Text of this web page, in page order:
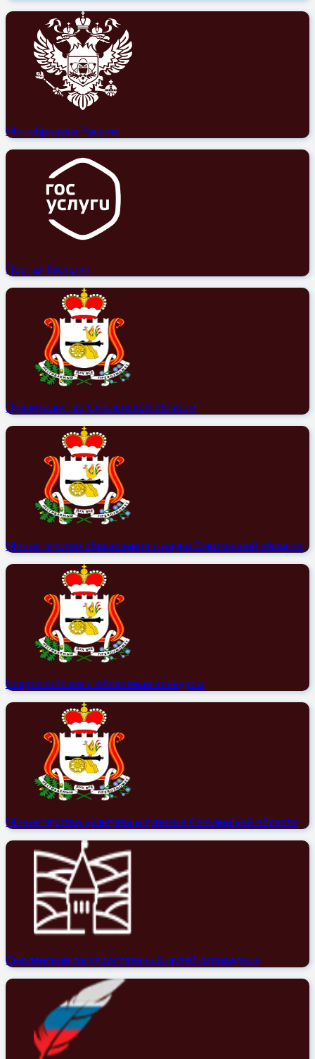
Минобрнауки России
Портал Госуслуг
Правительство Смоленской области
Министерство образования и науки Смоленской области
Всероссийские и областные конкурсы
Министерство культуры и туризма Смоленской области
Смоленский государственный музей-заповедник